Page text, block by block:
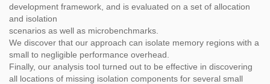
development framework, and is evaluated on a set of allocation
and isolation
scenarios as well as microbenchmarks.
We discover that our approach can isolate memory regions with a
small to negligible performance overhead.
Finally, our analysis tool turned out to be effective in discovering
all locations of missing isolation components for several small